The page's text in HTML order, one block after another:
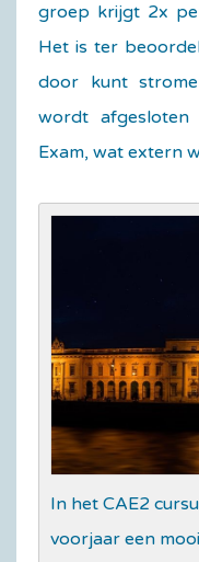
groep krijgt 2x
Het is ter
door kunt
wordt afgesloten
Exam, wat extern
In het CAE2
voorjaar een